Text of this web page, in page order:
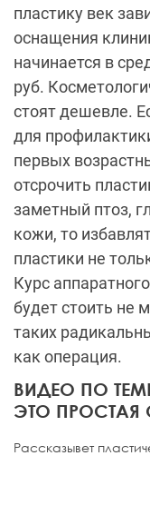
пластику век
оснащения
начинается в
руб.
стоят дешевле.
для
первых
отсрочить
заметный птоз,
кожи, то
пластики не
Курс
будет стоить не
таких
как операция.
ВИДЕО ПО
ЭТО ПРОСТАЯ
Рассказывет